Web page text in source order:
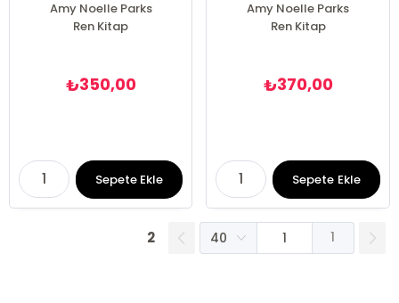
Amy Noelle Parks
Ren Kitap
₺350,00
Sepete Ekle
Amy Noelle Parks
Ren Kitap
₺370,00
Sepete Ekle
2 1